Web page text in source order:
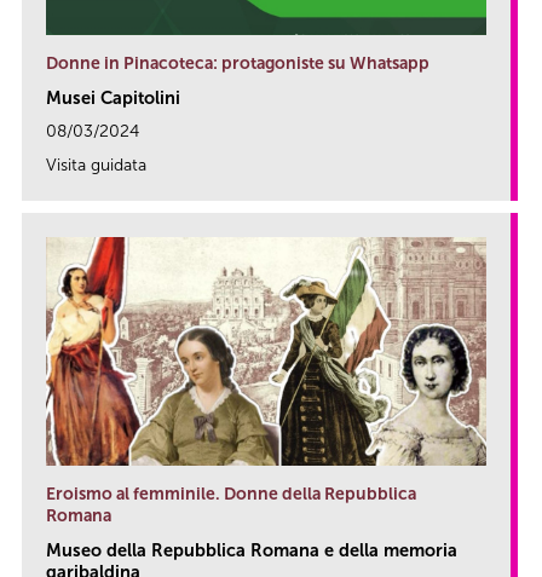
Donne in Pinacoteca: protagoniste su Whatsapp
Musei Capitolini
08/03/2024
Visita guidata
Eroismo al femminile. Donne della Repubblica
Romana
Museo della Repubblica Romana e della memoria
garibaldina